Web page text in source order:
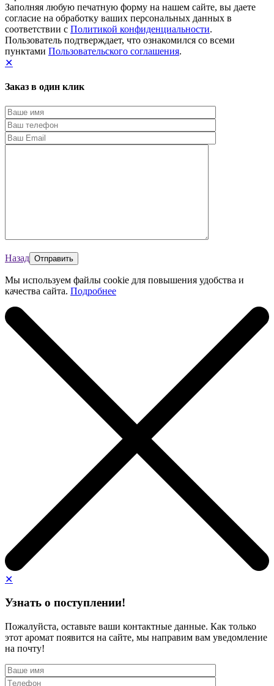
Заполняя любую печатную форму на нашем сайте, вы даете
согласие на обработку ваших персональных данных в
соответствии с Политикой конфиденциальности.
Пользователь подтверждает, что ознакомился со всеми
пунктами Пользовательского соглашения.
✕
Заказ в один клик
Назад
Мы используем файлы cookie для повышения удобства и
качества сайта. Подробнее
✕
Узнать о поступлении!
Пожалуйста, оставьте ваши контактные данные. Как только
этот аромат появится на сайте, мы направим вам уведомление
на почту!